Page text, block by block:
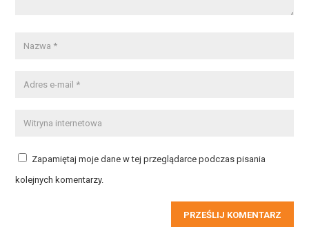
Zapamiętaj moje dane w tej przeglądarce podczas pisania
kolejnych komentarzy.
PRZEŚLIJ KOMENTARZ